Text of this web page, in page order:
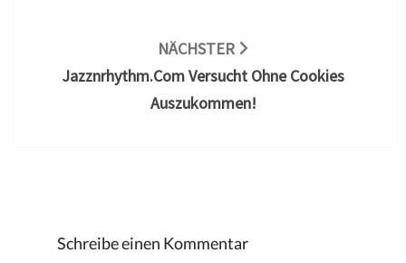
NÄCHSTER
Jazznrhythm.com Versucht Ohne Cookies
Auszukommen!
Schreibe einen Kommentar